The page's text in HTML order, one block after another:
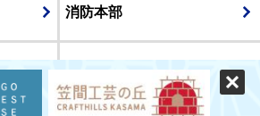
消防本部